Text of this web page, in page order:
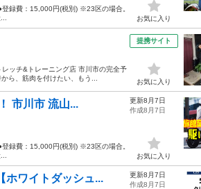
録費：15,000円(税別) ※23区の場合。
お気に入り
ッチ&トレーニング店 市川市の完全予
ら、筋肉を付けたい、もう...
提携サイト
お気に入り
市川市 流山...
録費：15,000円(税別) ※23区の場合。
更新8月7日
作成8月7日
お気に入り
ホワイトダッシュ...
更新8月7日
作成8月7日